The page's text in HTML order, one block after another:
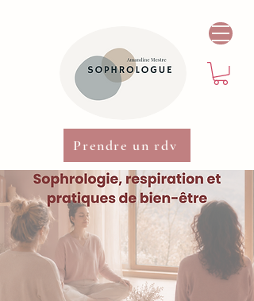
Prendre un rdv